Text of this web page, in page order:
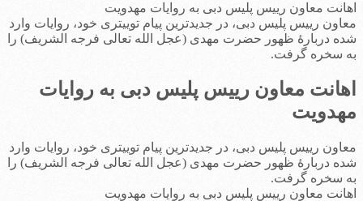
اهانت معاون رییس پلیس دبی به روایات مهدویت
معاون رییس پلیس دبی، در جدیدترین پیام توییتری خود، روایات وارد
شده دربارۀ ظهور حضرت مهدی (عجل الله تعالی فرجه الشریف) را
به سخره گرفت.
اهانت معاون رییس پلیس دبی به روایات
مهدویت
معاون رییس پلیس دبی، در جدیدترین پیام توییتری خود، روایات وارد
شده دربارۀ ظهور حضرت مهدی (عجل الله تعالی فرجه الشریف) را
به سخره گرفت.
اهانت معاون رییس پلیس دبی به روایات مهدویت